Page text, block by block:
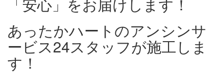
あったかハートのアンシンサ
ービス24スタッフが施工しま
す！